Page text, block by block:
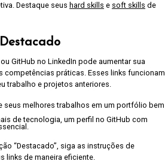
Destaque seus hard skills e soft skills de
GitHub no LinkedIn pode aumentar sua
competências práticas. Esses links funcionam
trabalho e projetos anteriores.
seus melhores trabalhos em um portfólio bem
de tecnologia, um perfil no GitHub com
“Destacado”, siga as instruções de
links de maneira eficiente.